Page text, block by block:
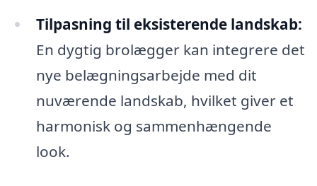
Tilpasning til eksisterende landskab:
En dygtig brolægger kan integrere det
nye belægningsarbejde med dit
nuværende landskab, hvilket giver et
harmonisk og sammenhængende
look.